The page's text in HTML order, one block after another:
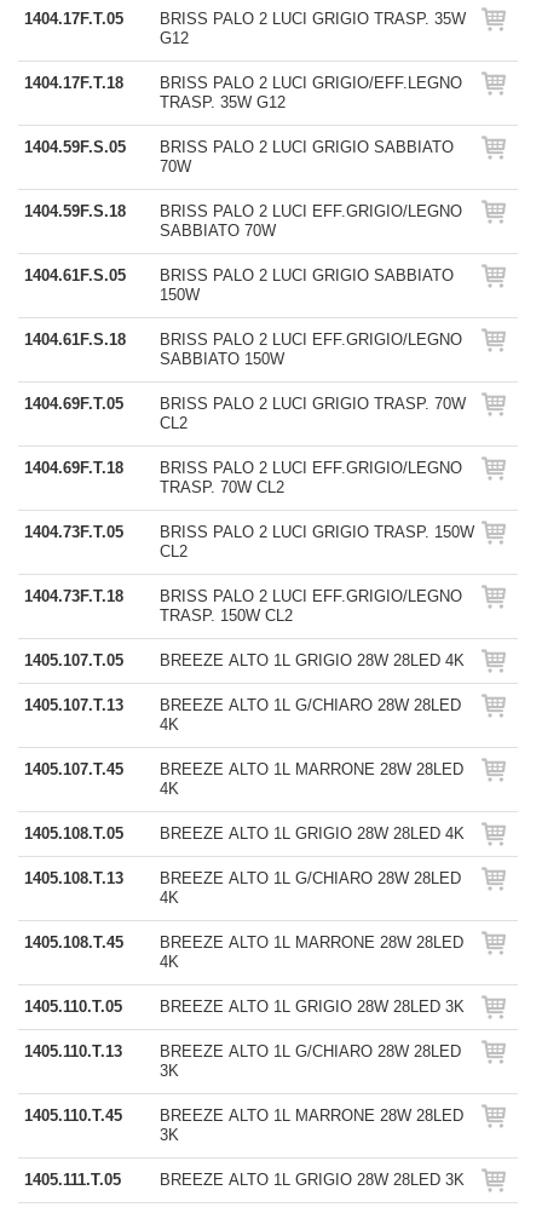
1404.17F.T.05
BRISS PALO 2 LUCI GRIGIO TRASP. 35W
G12
1404.17F.T.18
BRISS PALO 2 LUCI GRIGIO/EFF.LEGNO
TRASP. 35W G12
1404.59F.S.05
BRISS PALO 2 LUCI GRIGIO SABBIATO
70W
1404.59F.S.18
BRISS PALO 2 LUCI EFF.GRIGIO/LEGNO
SABBIATO 70W
1404.61F.S.05
BRISS PALO 2 LUCI GRIGIO SABBIATO
150W
1404.61F.S.18
BRISS PALO 2 LUCI EFF.GRIGIO/LEGNO
SABBIATO 150W
1404.69F.T.05
BRISS PALO 2 LUCI GRIGIO TRASP. 70W
CL2
1404.69F.T.18
BRISS PALO 2 LUCI EFF.GRIGIO/LEGNO
TRASP. 70W CL2
1404.73F.T.05
BRISS PALO 2 LUCI GRIGIO TRASP. 150W
CL2
1404.73F.T.18
BRISS PALO 2 LUCI EFF.GRIGIO/LEGNO
TRASP. 150W CL2
1405.107.T.05 BREEZE ALTO 1L GRIGIO 28W 28LED 4K
1405.107.T.13
BREEZE ALTO 1L G/CHIARO 28W 28LED
4K
1405.107.T.45
BREEZE ALTO 1L MARRONE 28W 28LED
4K
1405.108.T.05 BREEZE ALTO 1L GRIGIO 28W 28LED 4K
1405.108.T.13
BREEZE ALTO 1L G/CHIARO 28W 28LED
4K
1405.108.T.45
BREEZE ALTO 1L MARRONE 28W 28LED
4K
1405.110.T.05 BREEZE ALTO 1L GRIGIO 28W 28LED 3K
1405.110.T.13
BREEZE ALTO 1L G/CHIARO 28W 28LED
3K
1405.110.T.45
BREEZE ALTO 1L MARRONE 28W 28LED
3K
1405.111.T.05 BREEZE ALTO 1L GRIGIO 28W 28LED 3K